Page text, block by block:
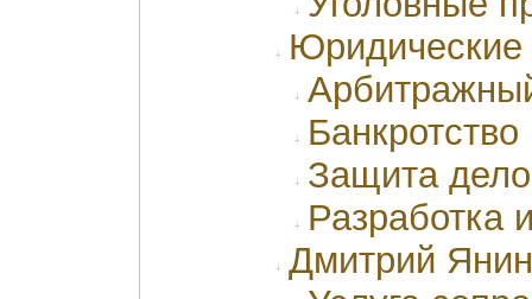
Юридические
Банкротство
Защита
Разработка
Дмитрий Янин